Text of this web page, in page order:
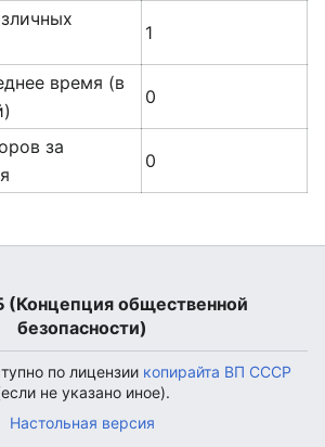
1
время (в
0
за
0
(Концепция общественной
безопасности)
по лицензии копирайта ВП СССР
не указано иное).
Настольная версия